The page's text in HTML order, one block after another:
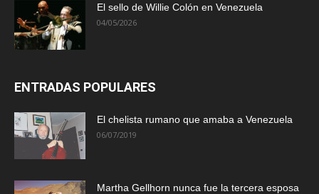
El sello de Willie Colón en Venezuela
04/05/2026
ENTRADAS POPULARES
El chelista rumano que amaba a Venezuela
06/07/2019
Martha Gellhorn nunca fue la tercera esposa